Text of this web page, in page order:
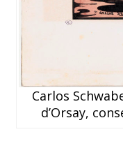
Carlos
d’Orsay,